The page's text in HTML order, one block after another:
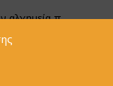
αλχημεία π...